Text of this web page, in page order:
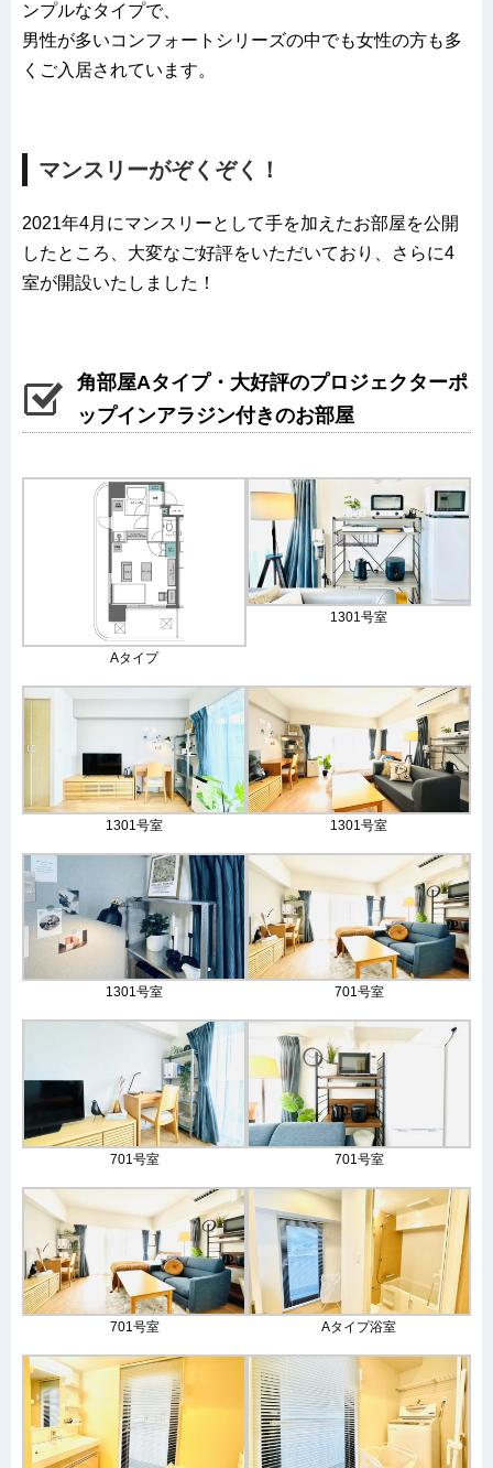
ンプルなタイプで、
男性が多いコンフォートシリーズの中でも女性の方も多
くご入居されています。
マンスリーがぞくぞく！
2021年4月にマンスリーとして手を加えたお部屋を公開
したところ、大変なご好評をいただいており、さらに4
室が開設いたしました！
角部屋Aタイプ・大好評のプロジェクターポ
ップインアラジン付きのお部屋
Aタイプ
1301号室
1301号室 1301号室
1301号室 701号室
701号室 701号室
701号室 Aタイプ浴室